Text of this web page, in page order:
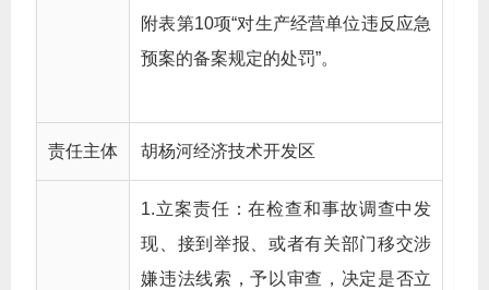
附表第10项“对生产经营单位违反应急
预案的备案规定的处罚”。
责任主体 胡杨河经济技术开发区
1.立案责任：在检查和事故调查中发
现、接到举报、或者有关部门移交涉
嫌违法线索，予以审查，决定是否立